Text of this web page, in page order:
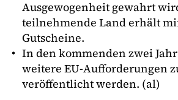
Ausgewogenheit gewahrt
teilnehmende Land erhält
Gutscheine.
In den kommenden zwei
weitere EU-Aufforderungen
veröffentlicht werden. (al)